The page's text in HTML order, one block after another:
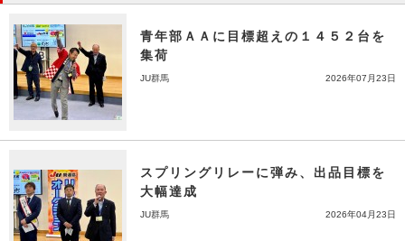
青年部ＡＡに目標超えの１４５２台を
集荷
JU群馬 2026年07月23日
スプリングリレーに弾み、出品目標を
大幅達成
JU群馬 2026年04月23日